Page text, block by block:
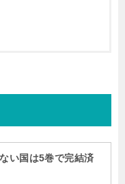
い国は5巻で完結済